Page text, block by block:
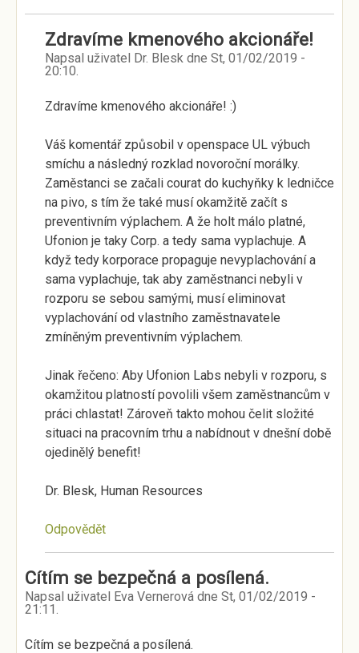
Zdravíme kmenového akcionáře!
Napsal uživatel Dr. Blesk dne St, 01/02/2019 -
20:10.
Zdravíme kmenového akcionáře! :)
Váš komentář způsobil v openspace UL výbuch
smíchu a následný rozklad novoroční morálky.
Zaměstanci se začali courat do kuchyňky k ledničce
na pivo, s tím že také musí okamžitě začít s
preventivním výplachem. A že holt málo platné,
Ufonion je taky Corp. a tedy sama vyplachuje. A
když tedy korporace propaguje nevyplachování a
sama vyplachuje, tak aby zaměstnanci nebyli v
rozporu se sebou samými, musí eliminovat
vyplachování od vlastního zaměstnavatele
zmíněným preventivním výplachem.
Jinak řečeno: Aby Ufonion Labs nebyli v rozporu, s
okamžitou platností povolili všem zaměstnancům v
práci chlastat! Zároveň takto mohou čelit složité
situaci na pracovním trhu a nabídnout v dnešní době
ojedinělý benefit!
Dr. Blesk, Human Resources
Odpovědět
Cítím se bezpečná a posílená.
Napsal uživatel Eva Vernerová dne St, 01/02/2019 -
21:11.
Cítím se bezpečná a posílená.